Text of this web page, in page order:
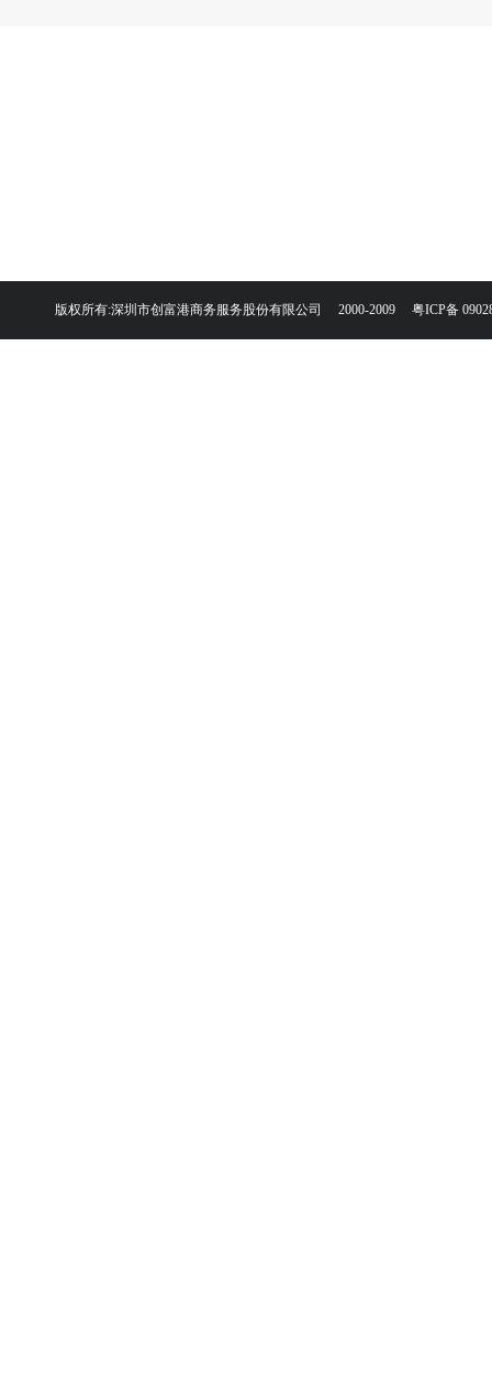
版权所有:深圳市创富港商务服务股份有限公司 2000-2009 粤ICP备